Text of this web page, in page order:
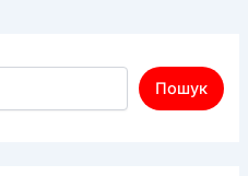
Пошук